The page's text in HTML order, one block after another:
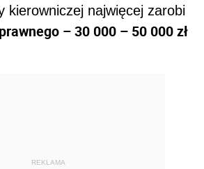
kierowniczej najwięcej zarobi
– 30 000 – 50 000 zł
REKLAMA